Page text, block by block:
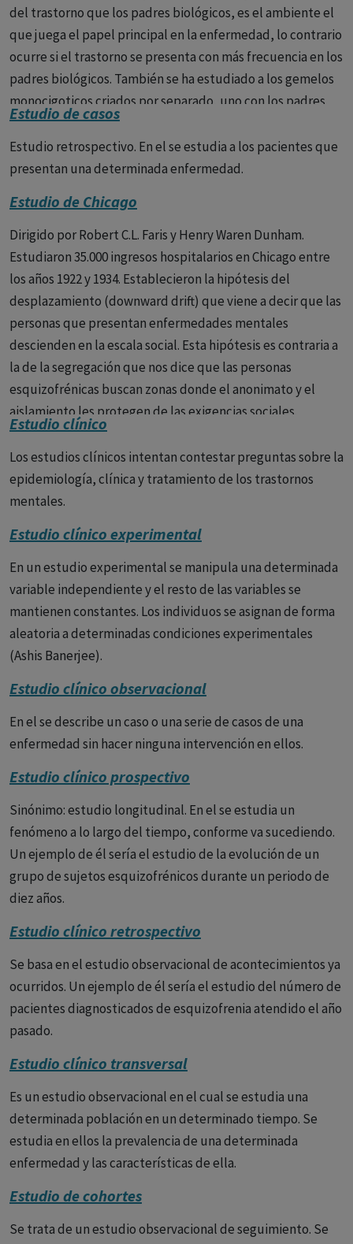
del trastorno que los padres biológicos, es el ambiente el
que juega el papel principal en la enfermedad, lo contrario
ocurre si el trastorno se presenta con más frecuencia en los
padres biológicos. También se ha estudiado a los gemelos
monocigoticos criados por separado, uno con los padres
biológicos y otro con los adoptivos, en un intento de
determinar el peso de los factores genéticos y
ambientales. El primer estudio de este tipo que demostró
1966 por Leonard Heston (1930--).
Estudio de casos
Estudio retrospectivo. En el se estudia a los pacientes que
presentan una determinada enfermedad.
Estudio de Chicago
Dirigido por Robert C.L. Faris y Henry Waren Dunham.
Estudiaron 35.000 ingresos hospitalarios en Chicago entre
los años 1922 y 1934. Establecieron la hipótesis del
desplazamiento (downward drift) que viene a decir que las
personas que presentan enfermedades mentales
descienden en la escala social. Esta hipótesis es contraria a
la de la segregación que nos dice que las personas
esquizofrénicas buscan zonas donde el anonimato y el
aislamiento les protegen de las exigencias sociales.
Estudio clínico
Los estudios clínicos intentan contestar preguntas sobre la
epidemiología, clínica y tratamiento de los trastornos
mentales.
Estudio clínico experimental
En un estudio experimental se manipula una determinada
variable independiente y el resto de las variables se
mantienen constantes. Los individuos se asignan de forma
aleatoria a determinadas condiciones experimentales
(Ashis Banerjee).
Estudio clínico observacional
En el se describe un caso o una serie de casos de una
enfermedad sin hacer ninguna intervención en ellos.
Estudio clínico prospectivo
Sinónimo: estudio longitudinal. En el se estudia un
fenómeno a lo largo del tiempo, conforme va sucediendo.
Un ejemplo de él sería el estudio de la evolución de un
grupo de sujetos esquizofrénicos durante un periodo de
diez años.
Estudio clínico retrospectivo
Se basa en el estudio observacional de acontecimientos ya
ocurridos. Un ejemplo de él sería el estudio del número de
pacientes diagnosticados de esquizofrenia atendido el año
pasado.
Estudio clínico transversal
Es un estudio observacional en el cual se estudia una
determinada población en un determinado tiempo. Se
estudia en ellos la prevalencia de una determinada
enfermedad y las características de ella.
Estudio de cohortes
Se trata de un estudio observacional de seguimiento. Se